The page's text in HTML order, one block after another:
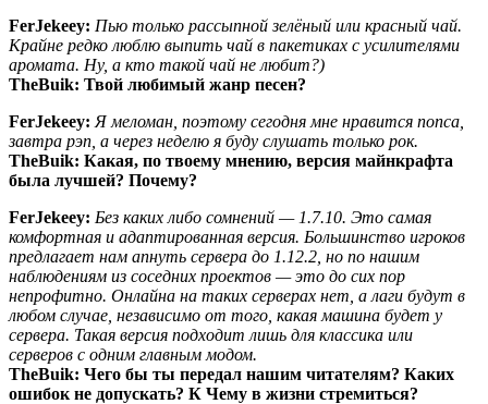
FerJekeey: Пью только рассыпной зелёный или красный чай.
Крайне редко люблю выпить чай в пакетиках с усилителями
аромата. Ну, а кто такой чай не любит?)
TheBuik: Твой любимый жанр песен?
FerJekeey: Я меломан, поэтому сегодня мне нравится попса,
завтра рэп, а через неделю я буду слушать только рок.
TheBuik: Какая, по твоему мнению, версия майнкрафта
была лучшей? Почему?
FerJekeey: Без каких либо сомнений — 1.7.10. Это самая
комфортная и адаптированная версия. Большинство игроков
предлагает нам апнуть сервера до 1.12.2, но по нашим
наблюдениям из соседних проектов — это до сих пор
непрофитно. Онлайна на таких серверах нет, а лаги будут в
любом случае, независимо от того, какая машина будет у
сервера. Такая версия подходит лишь для классика или
серверов с одним главным модом.
TheBuik: Чего бы ты передал нашим читателям? Каких
ошибок не допускать? К Чему в жизни стремиться?